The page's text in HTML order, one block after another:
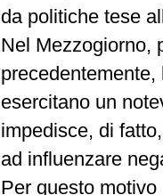
da politiche tese
Nel Mezzogiorno,
esercitano un
impedisce, di
ad influenzare
Per questo